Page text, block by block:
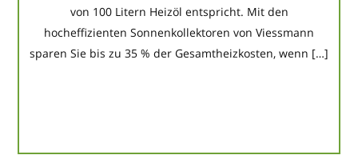
von 100 Litern Heizöl entspricht. Mit den
hocheffizienten Sonnenkollektoren von Viessmann
sparen Sie bis zu 35 % der Gesamtheizkosten, wenn […]